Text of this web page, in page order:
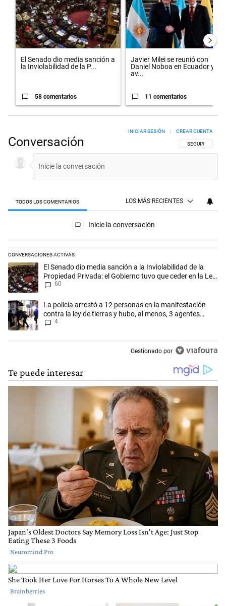
El Senado dio media sanción a
la Inviolabilidad de la P...
58 comentarios
Javier Milei se reunió con
Daniel Noboa en Ecuador y
av...
11 comentarios
Conversación SIGA ESTA
SEGUIR
INICIAR SESIÓN CREAR CUENTA
TODOS LOS COMENTARIOS LOS MÁS RECIENTES
Todos los comentarios
Inicie la conversación
CONVERSACIONES ACTIVAS
Este listado muestra los artículos con más comentarios en los
Un artículo de tendencia con el título "El Senado dio media sanción a
El Senado dio media sanción a la Inviolabilidad de la
Propiedad Privada: el Gobierno tuvo que ceder en la Ley
del Manejo del Fuego
60
Un artículo de tendencia con el título "La policía arrestó a 12
La policía arrestó a 12 personas en la manifestación
contra la ley de tierras y hubo, al menos, 3 agentes
heridos
4
Gestionado por